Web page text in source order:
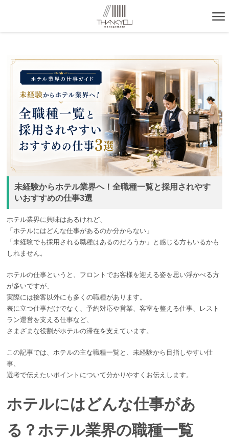
未経験からホテル業界へ！全職種一覧と採用されやす
いおすすめの仕事3選
ホテル業界に興味はあるけれど、
「ホテルにはどんな仕事があるのか分からない」
「未経験でも採用される職種はあるのだろうか」と感じる方もいるかも
しれません。
ホテルの仕事というと、フロントでお客様を迎える姿を思い浮かべる方
が多いですが、
実際には接客以外にも多くの職種があります。
表に立つ仕事だけでなく、予約対応や営業、客室を整える仕事、レスト
ラン運営を支える仕事など、
さまざまな役割がホテルの滞在を支えています。
この記事では、ホテルの主な職種一覧と、未経験から目指しやすい仕
事、
選考で伝えたいポイントについて分かりやすくお伝えします。
ホテルにはどんな仕事があ
る？ホテル業界の職種一覧